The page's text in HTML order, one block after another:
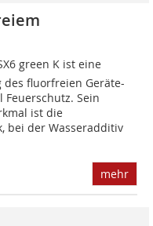
green K ist eine
fluorfreien Geräte-
Feuerschutz. Sein
ist die
bei der Wasseradditiv
mehr